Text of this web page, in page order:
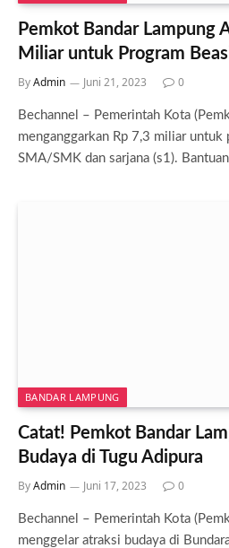
Pemkot Bandar Lampung
Miliar untuk Program
ByAdmin Juni 21, 2023 0
Bechannel – Pemerintah Kota
menganggarkan Rp 7,3 miliar untuk
SMA/SMK dan sarjana (s1).
BANDAR LAMPUNG
Catat! Pemkot Bandar
Budaya di Tugu Adipura
ByAdmin Juni 17, 2023 0
Bechannel – Pemerintah Kota
menggelar atraksi budaya di